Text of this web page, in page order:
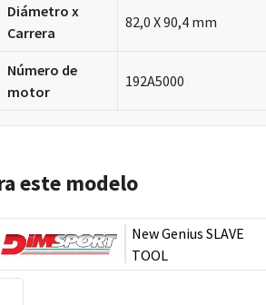
Diámetro x
Carrera
82,0 X 90,4 mm
Número de
motor
192A5000
este modelo
New Genius SLAVE
TOOL